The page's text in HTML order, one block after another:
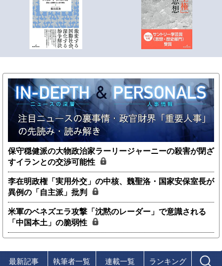
保守穏健派の大物政治家ラーリージャーニーの殺害が閉ざ
すイランとの交渉可能性
李在明政権「実用外交」の中核、魏聖洛・国家安保室長が
異例の「自主派」批判
米軍のベネズエラ攻撃「沈黙のレーダー」で意識される
「中国本土」の脆弱性
最新記事 執筆者一覧 連載一覧 ランキング